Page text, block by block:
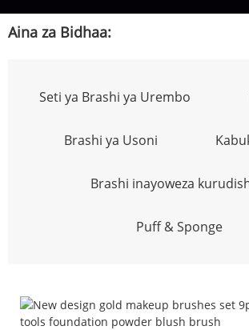
Aina za Bidhaa:
Seti ya Brashi ya Urembo
Brashi ya Usoni
Brashi inayoweza
Puff & Sponge